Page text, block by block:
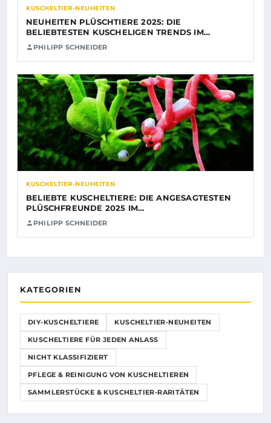
KUSCHELTIER-NEUHEITEN
NEUHEITEN PLÜSCHTIERE 2025: DIE
BELIEBTESTEN KUSCHELIGEN TRENDS IM…
PHILIPP SCHNEIDER
KUSCHELTIER-NEUHEITEN
BELIEBTE KUSCHELTIERE: DIE ANGESAGTESTEN
PLÜSCHFREUNDE 2025 IM…
PHILIPP SCHNEIDER
KATEGORIEN
DIY-KUSCHELTIERE KUSCHELTIER-NEUHEITEN
KUSCHELTIERE FÜR JEDEN ANLASS
NICHT KLASSIFIZIERT
PFLEGE & REINIGUNG VON KUSCHELTIEREN
SAMMLERSTÜCKE & KUSCHELTIER-RARITÄTEN